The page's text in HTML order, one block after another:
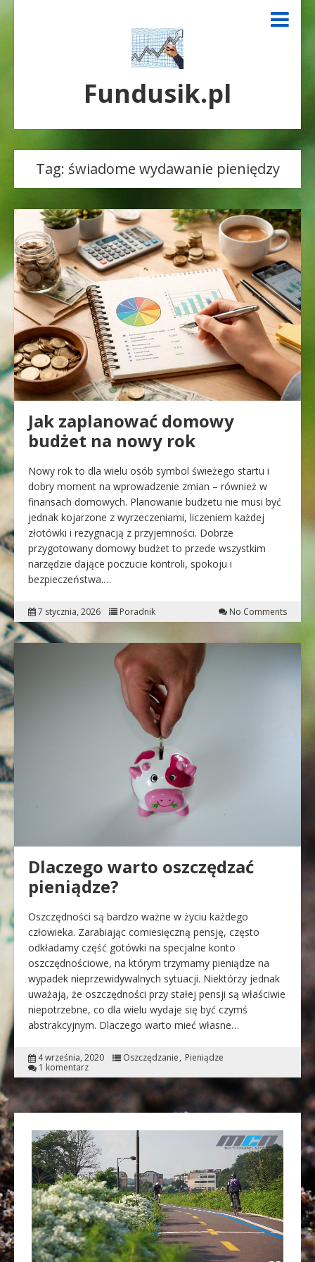
Fundusik.pl
Tag: świadome wydawanie pieniędzy
Jak zaplanować domowy
budżet na nowy rok
Nowy rok to dla wielu osób symbol świeżego startu i
dobry moment na wprowadzenie zmian – również w
finansach domowych. Planowanie budżetu nie musi być
jednak kojarzone z wyrzeczeniami, liczeniem każdej
złotówki i rezygnacją z przyjemności. Dobrze
przygotowany domowy budżet to przede wszystkim
narzędzie dające poczucie kontroli, spokoju i
bezpieczeństwa.…
7 stycznia, 2026 Poradnik No Comments
Dlaczego warto oszczędzać
pieniądze?
Oszczędności są bardzo ważne w życiu każdego
człowieka. Zarabiając comiesięczną pensję, często
odkładamy część gotówki na specjalne konto
oszczędnościowe, na którym trzymamy pieniądze na
wypadek nieprzewidywalnych sytuacji. Niektórzy jednak
uważają, że oszczędności przy stałej pensji są właściwie
niepotrzebne, co dla wielu wydaje się być czymś
abstrakcyjnym. Dlaczego warto mieć własne…
4 września, 2020 Oszczędzanie
Pieniądze
1 komentarz